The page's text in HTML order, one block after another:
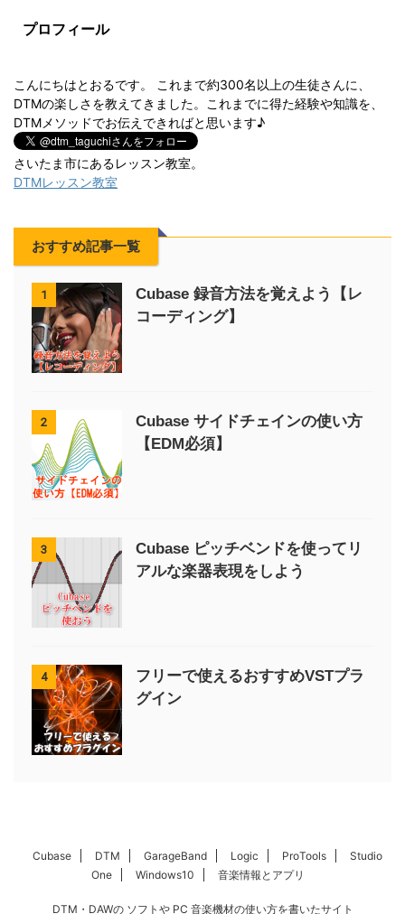
プロフィール
こんにちはとおるです。 これまで約300名以上の生徒さんに、
DTMの楽しさを教えてきました。これまでに得た経験や知識を、
DTMメソッドでお伝えできればと思います♪
さいたま市にあるレッスン教室。
DTMレッスン教室
おすすめ記事一覧
1
Cubase 録音方法を覚えよう【レ
コーディング】
2
Cubase サイドチェインの使い方
【EDM必須】
3
Cubase ピッチベンドを使ってリ
アルな楽器表現をしよう
4
フリーで使えるおすすめVSTプラ
グイン
Cubase DTM GarageBand Logic ProTools
Studio
One
Windows10 音楽情報とアプリ
DTM・DAWの ソフトや PC 音楽機材の使い方を書いたサイト